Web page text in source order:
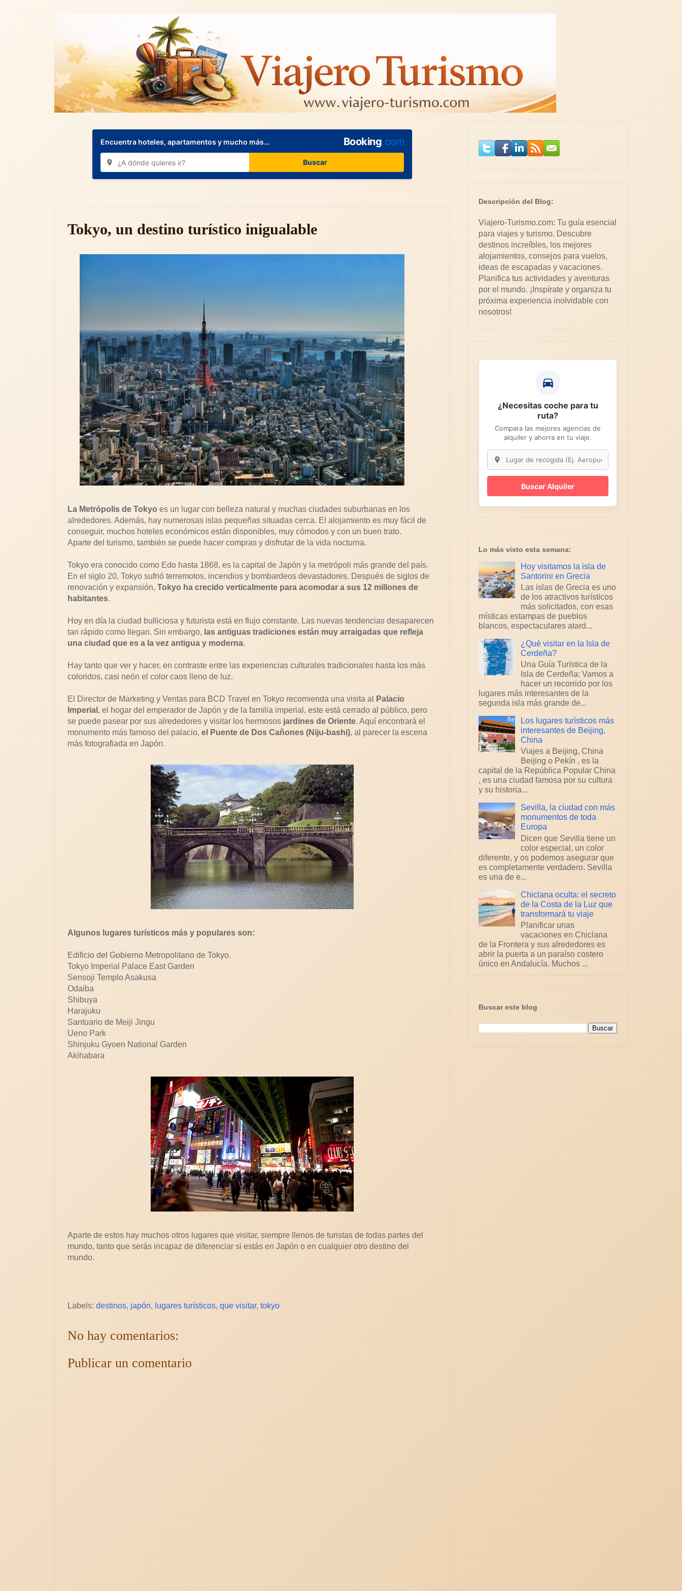
Encuentra hoteles, apartamentos y mucho más... Booking.com
Buscar
Tokyo, un destino turístico inigualable
La Metrópolis de Tokyo es un lugar con belleza natural y muchas ciudades suburbanas en los
alrededores. Además, hay numerosas islas pequeñas situadas cerca. El alojamiento es muy fácil de
conseguir, muchos hoteles económicos están disponibles, muy cómodos y con un buen trato.
Aparte del turismo, también se puede hacer compras y disfrutar de la vida nocturna.
Tokyo era conocido como Edo hasta 1868, es la capital de Japón y la metrópoli más grande del país.
En el siglo 20, Tokyo sufrió terremotos, incendios y bombardeos devastadores. Después de siglos de
renovación y expansión, Tokyo ha crecido verticalmente para acomodar a sus 12 millones de
habitantes.
Hoy en día la ciudad bulliciosa y futurista está en flujo constante. Las nuevas tendencias desaparecen
tan rápido como llegan. Sin embargo, las antiguas tradiciones están muy arraigadas que refleja
una ciudad que es a la vez antigua y moderna.
Hay tanto que ver y hacer, en contraste entre las experiencias culturales tradicionales hasta los más
coloridos, casi neón el color caos lleno de luz.
El Director de Marketing y Ventas para BCD Travel en Tokyo recomienda una visita al
Palacio
Imperial , el hogar del emperador de Japón y de la familia imperial, este está cerrado al público, pero
se puede pasear por sus alrededores y visitar los hermosos jardines de Oriente. Aquí encontrará el
monumento más famoso del palacio, el Puente de Dos Cañones (Niju-bashi), al parecer la escena
más fotografiada en Japón.
Algunos lugares turísticos más y populares son:
Edificio del Gobierno Metropolitano de Tokyo.
Tokyo Imperial Palace East Garden
Sensoji Templo Asakusa
Odaiba
Shibuya
Harajuku
Santuario de Meiji Jingu
Ueno Park
Shinjuku Gyoen National Garden
Akihabara
Aparte de estos hay muchos otros lugares que visitar, siempre llenos de turistas de todas partes del
mundo, tanto que serás incapaz de diferenciar si estás en Japón o en cualquier otro destino del
mundo.
Labels: destinos, japón, lugares turísticos, que visitar, tokyo
No hay comentarios:
Publicar un comentario
Descripción del Blog:
Viajero-Turismo.com: Tu guía esencial
para viajes y turismo. Descubre
destinos increíbles, los mejores
alojamientos, consejos para vuelos,
ideas de escapadas y vacaciones.
Planifica tus actividades y aventuras
por el mundo. ¡Inspírate y organiza tu
próxima experiencia inolvidable con
nosotros!
¿Necesitas coche para tu
ruta?
Compara las mejores agencias de
alquiler y ahorra en tu viaje.
Buscar Alquiler
Lo más visto esta semana:
Hoy visitamos la isla de
Santorini en Grecia
Las islas de Grecia es uno
de los atractivos turísticos
más solicitados, con esas
místicas estampas de pueblos
blancos, espectaculares atard...
¿Qué visitar en la Isla de
Cerdeña?
Una Guía Turística de la
Isla de Cerdeña: Vamos a
hacer un recorrido por los
lugares más interesantes de la
segunda isla más grande de...
Los lugares turísticos más
interesantes de Beijing,
China
Viajes a Beijing, China
Beijing o Pekín , es la
capital de la República Popular China
, es una ciudad famosa por su cultura
y su historia...
Sevilla, la ciudad con más
monumentos de toda
Europa
Dicen que Sevilla tiene un
color especial, un color
diferente, y os podemos asegurar que
es completamente verdadero. Sevilla
es una de e...
Chiclana oculta: el secreto
de la Costa de la Luz que
transformará tu viaje
Planificar unas
vacaciones en Chiclana
de la Frontera y sus alrededores es
abrir la puerta a un paraíso costero
único en Andalucía. Muchos ...
Buscar este blog